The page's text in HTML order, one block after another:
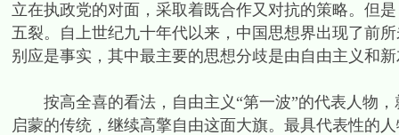
立在执政党的对面，采取着既合作又对抗的策略。但
五裂。自上世纪九十年代以来，中国思想界出现了前
别应是事实，其中最主要的思想分歧是由自由主义和
按高全喜的看法，自由主义“第一波”的代表人物，
启蒙的传统，继续高擎自由这面大旗。最具代表性的